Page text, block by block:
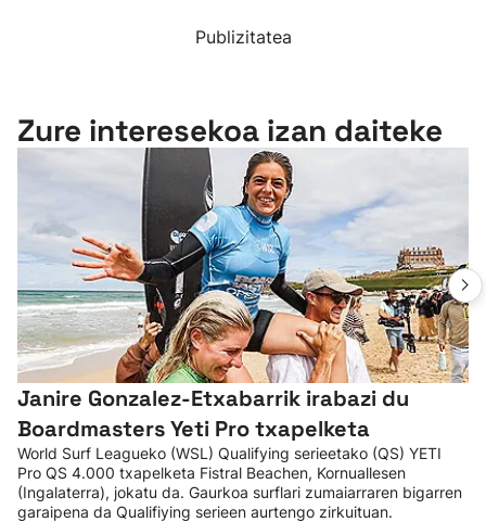
Publizitatea
Zure interesekoa izan daiteke
Janire Gonzalez-Etxabarrik irabazi du
Boardmasters Yeti Pro txapelketa
World Surf Leagueko (WSL) Qualifying serieetako (QS) YETI
Pro QS 4.000 txapelketa Fistral Beachen, Kornuallesen
(Ingalaterra), jokatu da. Gaurkoa surflari zumaiarraren bigarren
garaipena da Qualifiying serieen aurtengo zirkuituan.